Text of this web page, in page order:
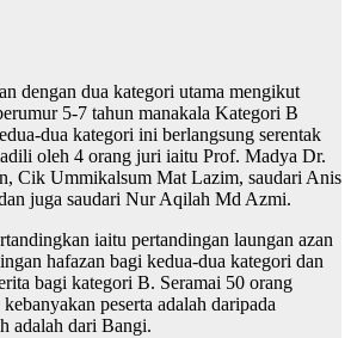
dengan dua kategori utama mengikut
5-7 tahun manakala Kategori B
dua kategori ini berlangsung serentak
oleh 4 orang juri iaitu Prof. Madya Dr.
Cik Ummikalsum Mat Lazim, saudari Anis
juga saudari Nur Aqilah Md Azmi.
iaitu pertandingan laungan azan
hafazan bagi kedua-dua kategori dan
bagi kategori B. Seramai 50 orang
peserta adalah daripada
adalah dari Bangi.